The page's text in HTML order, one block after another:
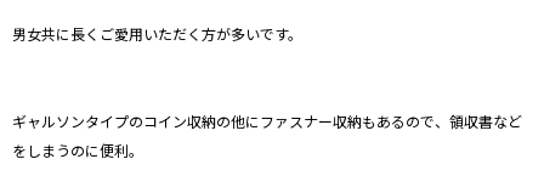
男女共に長くご愛用いただく方が多いです。
ギャルソンタイプのコイン収納の他にファスナー収納もあるので、領収書など
をしまうのに便利。